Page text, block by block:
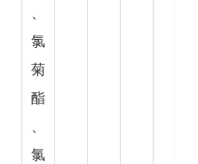
氯
菊
酯
氯